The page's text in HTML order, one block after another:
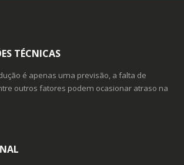
TÉCNICAS
é apenas uma previsão, a falta de
outros fatores podem ocasionar atraso na